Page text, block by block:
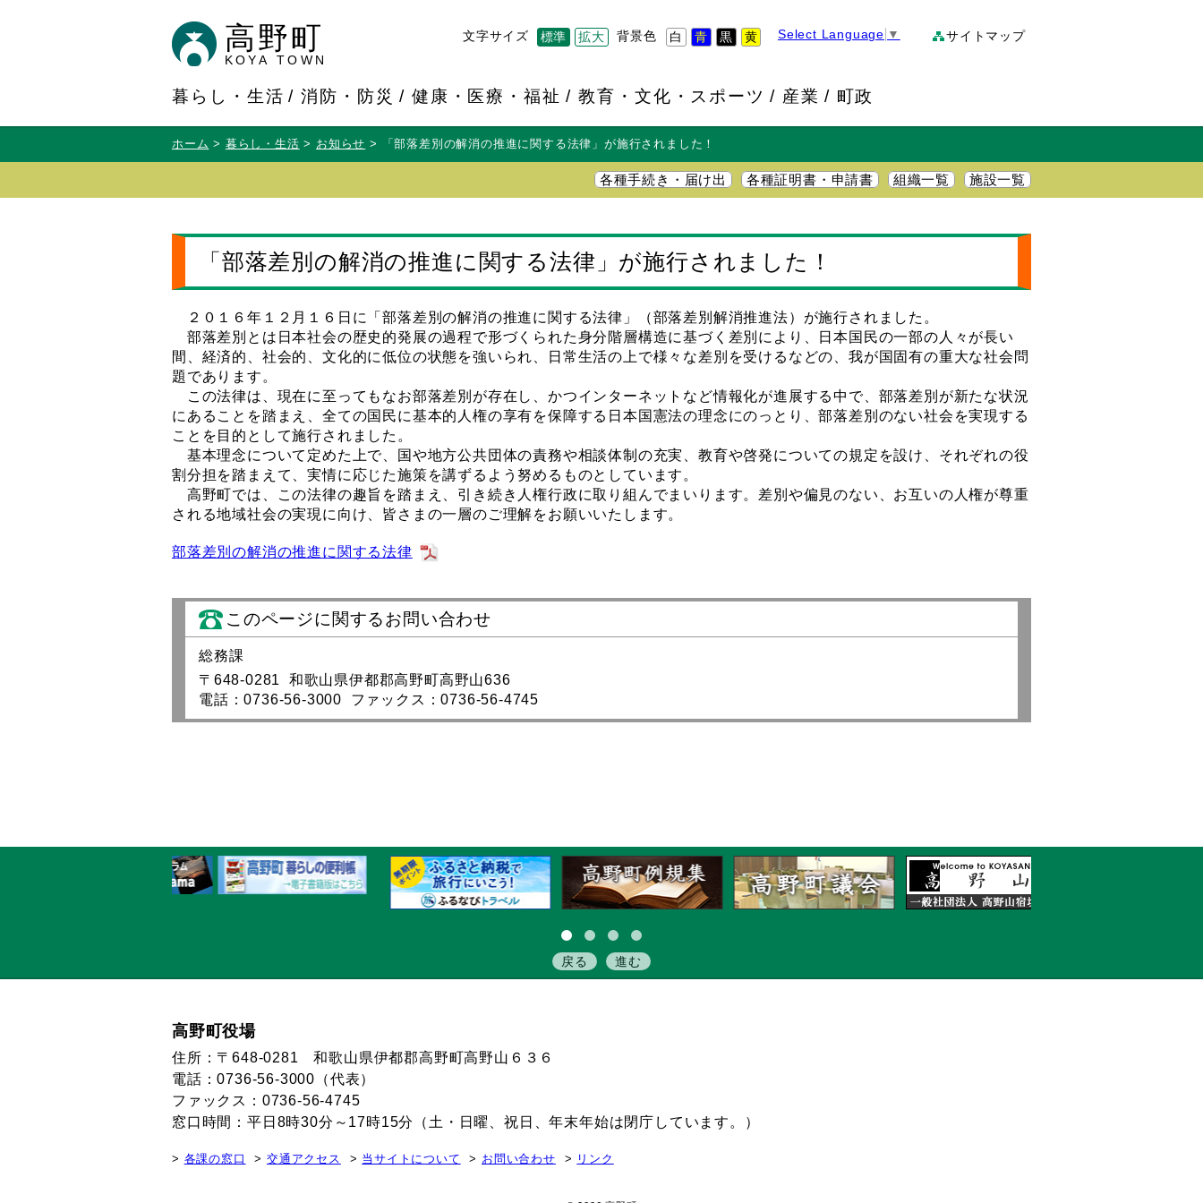
高野町
KOYA TOWN
サイトマップ
Select Language ▼
背景色 白 青 黒 黄
文字サイズ 標準 拡大
暮らし・生活 消防・防災 健康・医療・福祉 教育・文化・スポーツ 産業 町政
ホーム 暮らし・生活 お知らせ 「部落差別の解消の推進に関する法律」が施行されました！
各種手続き・届け出 各種証明書・申請書 組織一覧 施設一覧
「部落差別の解消の推進に関する法律」が施行されました！
２０１６年１２月１６日に「部落差別の解消の推進に関する法律」（部落差別解消推進法）が施行されました。
部落差別とは日本社会の歴史的発展の過程で形づくられた身分階層構造に基づく差別により、日本国民の一部の人々が長い
間、経済的、社会的、文化的に低位の状態を強いられ、日常生活の上で様々な差別を受けるなどの、我が国固有の重大な社会問
題であります。
この法律は、現在に至ってもなお部落差別が存在し、かつインターネットなど情報化が進展する中で、部落差別が新たな状況
にあることを踏まえ、全ての国民に基本的人権の享有を保障する日本国憲法の理念にのっとり、部落差別のない社会を実現する
ことを目的として施行されました。
基本理念について定めた上で、国や地方公共団体の責務や相談体制の充実、教育や啓発についての規定を設け、それぞれの役
割分担を踏まえて、実情に応じた施策を講ずるよう努めるものとしています。
高野町では、この法律の趣旨を踏まえ、引き続き人権行政に取り組んでまいります。差別や偏見のない、お互いの人権が尊重
される地域社会の実現に向け、皆さまの一層のご理解をお願いいたします。
部落差別の解消の推進に関する法律
このページに関するお問い合わせ
総務課
〒648-0281 和歌山県伊都郡高野町高野山636
電話：0736-56-3000 ファックス：0736-56-4745
戻る 進む
高野町役場
住所：〒648-0281 和歌山県伊都郡高野町高野山６３６
電話：0736-56-3000（代表）
ファックス：0736-56-4745
窓口時間：平日8時30分～17時15分（土・日曜、祝日、年末年始は閉庁しています。）
各課の窓口 交通アクセス 当サイトについて お問い合わせ リンク